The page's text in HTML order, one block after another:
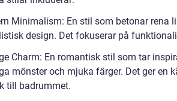
Minimalism: En stil som betonar rena
design. Det fokuserar på
Charm: En romantisk stil som tar
mönster och mjuka färger. Det ger en
till badrummet.